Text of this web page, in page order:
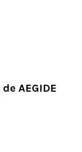
de AEGIDE